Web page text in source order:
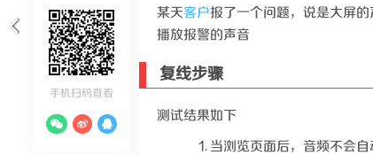
手机扫码查看
某天客户报了一个问题，说是大屏
播放报警的声音
复线步骤
测试结果如下
当浏览页面后，音频不会自